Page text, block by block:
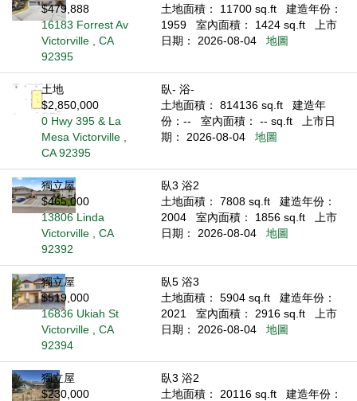
$479,888
16183 Forrest Av
Victorville , CA
92395
土地面積： 11700 sq.ft
建造年份：
1959
室內面積： 1424 sq.ft
上市
日期： 2026-08-04
地圖
土地
$2,850,000
0 Hwy 395 & La
Mesa Victorville ,
CA 92395
臥- 浴-
土地面積： 814136 sq.ft
建造年
份：--
室內面積： -- sq.ft
上市日
期： 2026-08-04
地圖
獨立屋
$465,000
13806 Linda
Victorville , CA
92392
臥3 浴2
土地面積： 7808 sq.ft
建造年份：
2004
室內面積： 1856 sq.ft
上市
日期： 2026-08-04
地圖
獨立屋
$519,000
16836 Ukiah St
Victorville , CA
92394
臥5 浴3
土地面積： 5904 sq.ft
建造年份：
2021
室內面積： 2916 sq.ft
上市
日期： 2026-08-04
地圖
獨立屋
$230,000
臥3 浴2
土地面積： 20116 sq.ft
建造年份：